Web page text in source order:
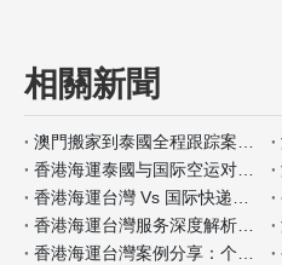
相關新聞